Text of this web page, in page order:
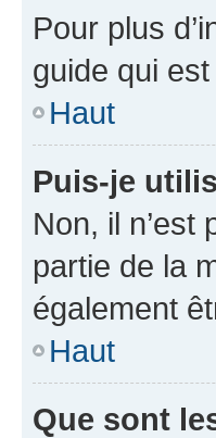
Pour plus
guide qui
Haut
Puis-je
Non, il n’est
partie de la
également
Haut
Que sont